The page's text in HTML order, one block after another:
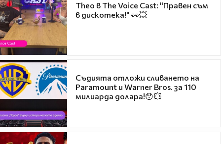
Theo в The Voice Cast: "Правен съм
в дискотека!" 👀💥
Съдията отложи сливането на
Paramount и Warner Bros. за 110
милиарда долара!😯💥